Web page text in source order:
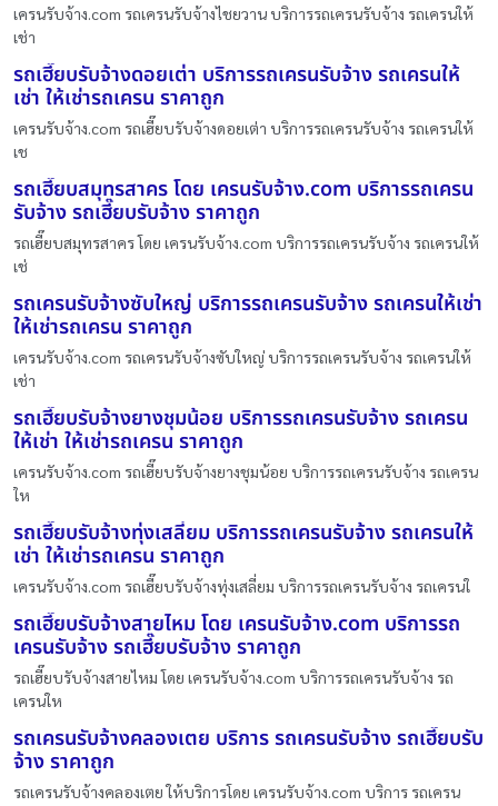
เครนรับจ้าง.com รถเครนรับจ้างไชยวาน บริการรถเครนรับจ้าง รถเครนให้
เช่า
รถเฮี๊ยบรับจ้างดอยเต่า บริการรถเครนรับจ้าง รถเครนให้
เช่า ให้เช่ารถเครน ราคาถูก
เครนรับจ้าง.com รถเฮี๊ยบรับจ้างดอยเต่า บริการรถเครนรับจ้าง รถเครนให้
เช
รถเฮี๊ยบสมุทรสาคร โดย เครนรับจ้าง.com บริการรถเครน
รับจ้าง รถเฮี๊ยบรับจ้าง ราคาถูก
รถเฮี๊ยบสมุทรสาคร โดย เครนรับจ้าง.com บริการรถเครนรับจ้าง รถเครนให้
เช่
รถเครนรับจ้างซับใหญ่ บริการรถเครนรับจ้าง รถเครนให้เช่า
ให้เช่ารถเครน ราคาถูก
เครนรับจ้าง.com รถเครนรับจ้างซับใหญ่ บริการรถเครนรับจ้าง รถเครนให้
เช่า
รถเฮี๊ยบรับจ้างยางชุมน้อย บริการรถเครนรับจ้าง รถเครน
ให้เช่า ให้เช่ารถเครน ราคาถูก
เครนรับจ้าง.com รถเฮี๊ยบรับจ้างยางชุมน้อย บริการรถเครนรับจ้าง รถเครน
ให
รถเฮี๊ยบรับจ้างทุ่งเสลี่ยม บริการรถเครนรับจ้าง รถเครนให้
เช่า ให้เช่ารถเครน ราคาถูก
เครนรับจ้าง.com รถเฮี๊ยบรับจ้างทุ่งเสลี่ยม บริการรถเครนรับจ้าง รถเครนใ
รถเฮี๊ยบรับจ้างสายไหม โดย เครนรับจ้าง.com บริการรถ
เครนรับจ้าง รถเฮี๊ยบรับจ้าง ราคาถูก
รถเฮี๊ยบรับจ้างสายไหม โดย เครนรับจ้าง.com บริการรถเครนรับจ้าง รถ
เครนให
รถเครนรับจ้างคลองเตย บริการ รถเครนรับจ้าง รถเฮี๊ยบรับ
จ้าง ราคาถูก
รถเครนรับจ้างคลองเตย ให้บริการโดย เครนรับจ้าง.com บริการ รถเครน